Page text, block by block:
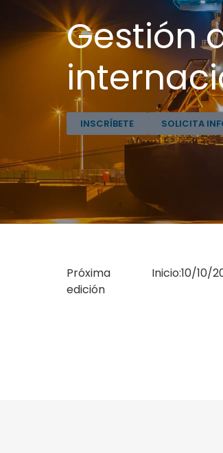
Gestión
INSCRÍBETE SOLICITA
Próxima
edición
Inicio:10/10/